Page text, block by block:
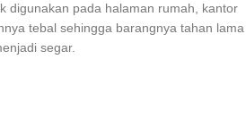
digunakan pada halaman rumah, kantor
tebal sehingga barangnya tahan lama
segar.